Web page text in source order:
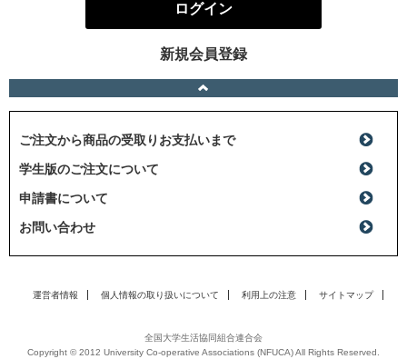
ログイン
新規会員登録
ご注文から商品の受取りお支払いまで
学生版のご注文について
申請書について
お問い合わせ
運営者情報 個人情報の取り扱いについて 利用上の注意 サイトマップ
全国大学生活協同組合連合会
Copyright © 2012 University Co-operative Associations (NFUCA) All Rights Reserved.